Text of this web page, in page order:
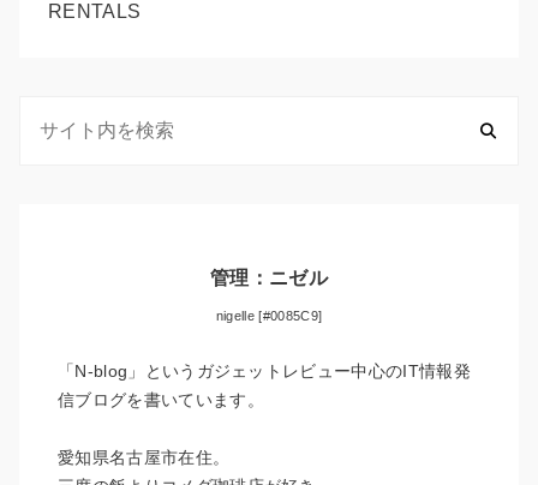
RENTALS
管理：ニゼル
nigelle [#0085C9]
「N-blog」というガジェットレビュー中心のIT情報発
信ブログを書いています。
愛知県名古屋市在住。